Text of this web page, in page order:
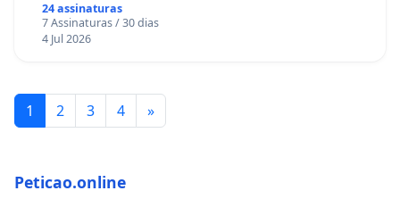
24 assinaturas
7 Assinaturas / 30 dias
4 Jul 2026
1 2 3 4 »
Peticao.online